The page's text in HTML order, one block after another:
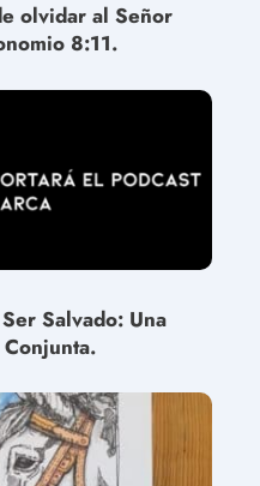
olvidar al Señor
8:11.
Salvado: Una